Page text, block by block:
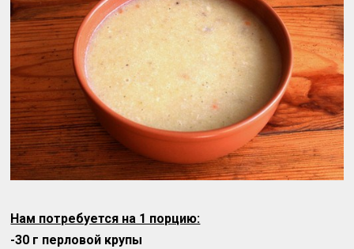
Нам потребуется на 1 порцию:
-30 г перловой крупы